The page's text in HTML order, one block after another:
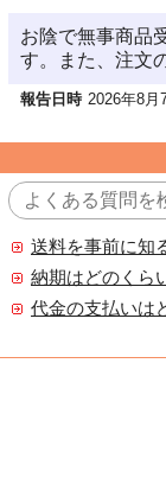
お陰で無事商品
す。また、注文
報告日時 2026年8月
送料を事前に知
納期はどのくら